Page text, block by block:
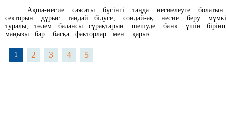
Ақша-несие саясаты бүгінгі таңда несиелеуге
секторын дұрыс таңдай білуге, сондай-ақ несие беру
туралы, төлем балансы сұрақтарын шешуде банк үшін
маңызы бар басқа факторлар мен қарыз
1 2 3 4 5